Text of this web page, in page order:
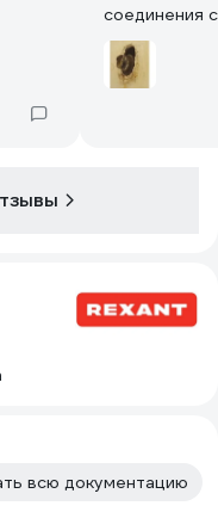
соединения
всю документацию